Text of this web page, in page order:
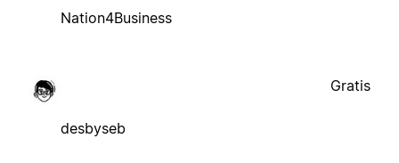
Nation4Business
desbyseb
Gratis